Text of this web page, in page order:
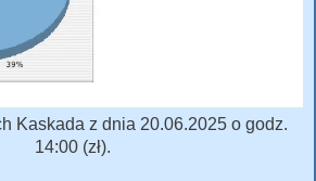
Kaskada z dnia 20.06.2025 o godz.
14:00 (zł).